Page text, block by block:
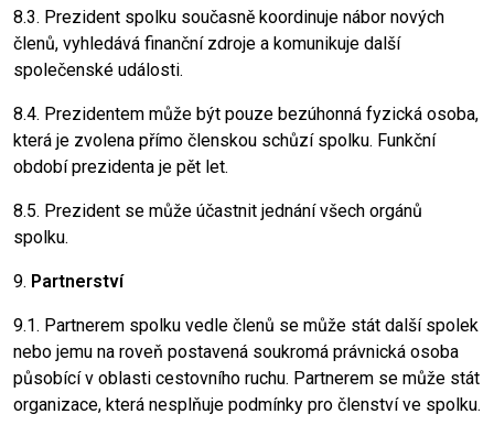
8.3. Prezident spolku současně koordinuje nábor nových
členů, vyhledává finanční zdroje a komunikuje další
společenské události.
8.4. Prezidentem může být pouze bezúhonná fyzická osoba,
která je zvolena přímo členskou schůzí spolku. Funkční
období prezidenta je pět let.
8.5. Prezident se může účastnit jednání všech orgánů
spolku.
9. Partnerství
9.1. Partnerem spolku vedle členů se může stát další spolek
nebo jemu na roveň postavená soukromá právnická osoba
působící v oblasti cestovního ruchu. Partnerem se může stát
organizace, která nesplňuje podmínky pro členství ve spolku.